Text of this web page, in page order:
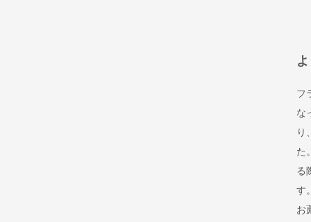
フ
な
り
た
る
す
お